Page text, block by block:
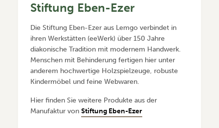
Stiftung Eben-Ezer
Die Stiftung Eben-Ezer aus Lemgo verbindet in
ihren Werkstätten (eeWerk) über 150 Jahre
diakonische Tradition mit modernem Handwerk.
Menschen mit Behinderung fertigen hier unter
anderem hochwertige Holzspielzeuge, robuste
Kindermöbel und feine Webwaren.
Hier finden Sie weitere Produkte aus der
Manufaktur von Stiftung Eben-Ezer